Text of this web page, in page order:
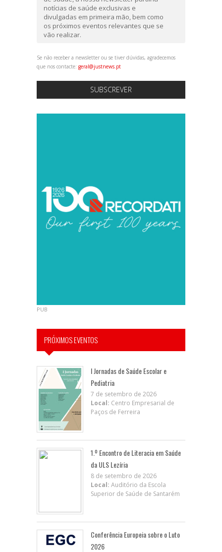
notícias de saúde exclusivas e
divulgadas em primeira mão, bem como
os próximos eventos relevantes que se
vão realizar.
Se não receber a newsletter ou se tiver dúvidas, agradecemos
que nos contacte: geral@justnews.pt
SUBSCREVER
PUB
PRÓXIMOS EVENTOS
I Jornadas de Saúde Escolar e
Pediatria
7 de setembro de 2026
Local: Centro Empresarial de
Paços de Ferreira
1.º Encontro de Literacia em Saúde
da ULS Lezíria
8 de setembro de 2026
Local: Auditório da Escola
Superior de Saúde de Santarém
Conferência Europeia sobre o Luto
2026